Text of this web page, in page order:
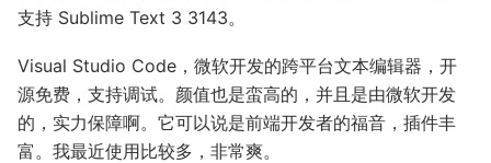
支持 Sublime Text 3 3143。
Visual Studio Code，微软开发的跨平台文本编辑器，开
源免费，支持调试。颜值也是蛮高的，并且是由微软开发
的，实力保障啊。它可以说是前端开发者的福音，插件丰
富。我最近使用比较多，非常爽。